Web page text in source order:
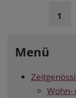
1
Menü
Wohn-